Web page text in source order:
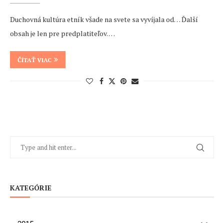
Duchovná kultúra etník všade na svete sa vyvíjala od… Ďalší
obsah je len pre predplatiteľov. …
ČÍTAŤ VIAC
KATEGÓRIE